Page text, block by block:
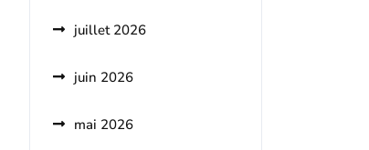
juillet 2026
juin 2026
mai 2026